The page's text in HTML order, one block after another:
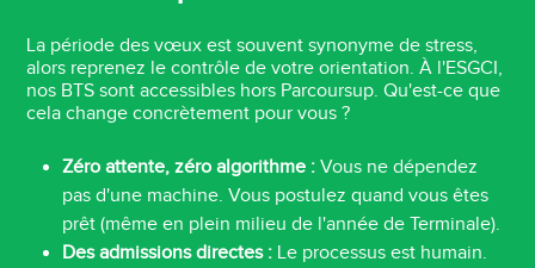
La période des vœux est souvent synonyme de stress,
alors reprenez le contrôle de votre orientation. À l'ESGCI,
nos BTS sont accessibles hors Parcoursup. Qu'est-ce que
cela change concrètement pour vous ?
Zéro attente, zéro algorithme : Vous ne dépendez
pas d'une machine. Vous postulez quand vous êtes
prêt (même en plein milieu de l'année de Terminale).
Des admissions directes : Le processus est humain.